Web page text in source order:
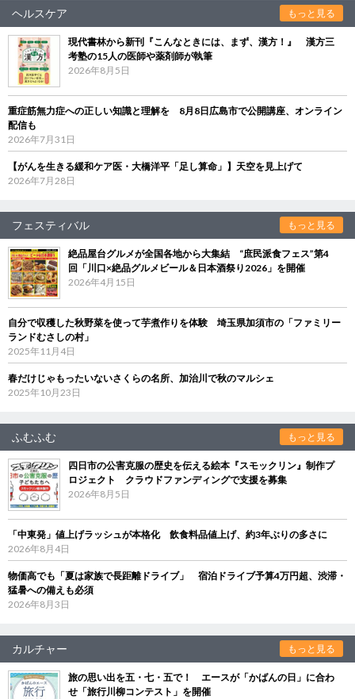
ヘルスケア もっと見る
現代書林から新刊『こんなときには、まず、漢方！』 漢方三
考塾の15人の医師や薬剤師が執筆
2026年8月5日
重症筋無力症への正しい知識と理解を 8月8日広島市で公開講座、オンライン
配信も
2026年7月31日
【がんを生きる緩和ケア医・大橋洋平「足し算命」】天空を見上げて
2026年7月28日
フェスティバル もっと見る
絶品屋台グルメが全国各地から大集結 “庶民派食フェス”第4
回「川口×絶品グルメビール＆日本酒祭り2026」を開催
2026年4月15日
自分で収穫した秋野菜を使って芋煮作りを体験 埼玉県加須市の「ファミリー
ランドむさしの村」
2025年11月4日
春だけじゃもったいないさくらの名所、加治川で秋のマルシェ
2025年10月23日
ふむふむ もっと見る
四日市の公害克服の歴史を伝える絵本『スモックリン』制作プ
ロジェクト クラウドファンディングで支援を募集
2026年8月5日
「中東発」値上げラッシュが本格化 飲食料品値上げ、約3年ぶりの多さに
2026年8月4日
物価高でも「夏は家族で長距離ドライブ」 宿泊ドライブ予算4万円超、渋滞・
猛暑への備えも必須
2026年8月3日
カルチャー もっと見る
旅の思い出を五・七・五で！ エースが「かばんの日」に合わ
せ「旅行川柳コンテスト」を開催